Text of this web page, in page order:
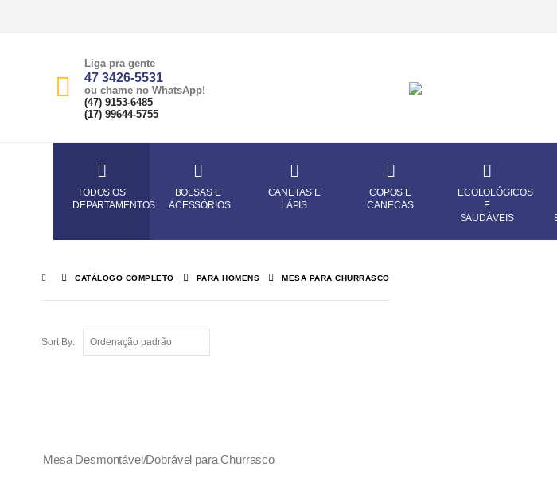
Liga pra gente
47 3426-5531
ou chame no WhatsApp!
(47) 9153-6485
(17) 99644-5755
TODOS OS
DEPARTAMENTOS
BOLSAS E
ACESSÓRIOS
CANETAS E
LÁPIS
COPOS E
CANECAS
ECOLOLÓGICOS
E
SAUDÁVEIS
CATÁLOGO COMPLETO PARA HOMENS MESA PARA CHURRASCO
Sort By:
Mesa Desmontável/Dobrável para Churrasco